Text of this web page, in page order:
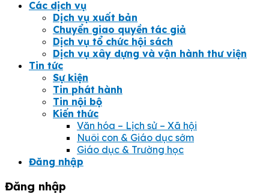
Các dịch vụ
Dịch vụ xuất bản
Chuyển giao quyền tác giả
Dịch vụ tổ chức hội sách
Dịch vụ xây dựng và vận hành thư viện
Tin tức
Sự kiện
Tin phát hành
Tin nội bộ
Kiến thức
Văn hóa – Lịch sử – Xã hội
Nuôi con & Giáo dục sớm
Giáo dục & Trường học
Đăng nhập
Đăng nhập